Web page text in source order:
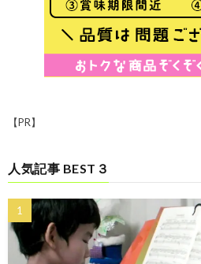
【PR】
人気記事 BEST３